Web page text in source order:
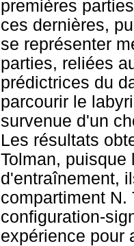
premières
ces dernières,
se représenter
parties, reliées
prédictrices du
parcourir le
survenue d'un
Les résultats
Tolman,
d'entraînement,
compartiment N.
configuration-
expérience pour